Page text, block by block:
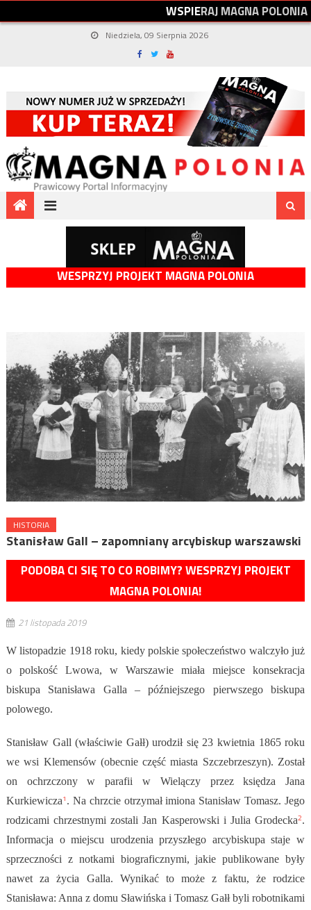
WSPIERAJMAGNAPOLONIA
Niedziela, 09 Sierpnia 2026
WESPRZYJ PROJEKT MAGNA POLONIA
HISTORIA
Stanisław Gall – zapomniany arcybiskup warszawski
PODOBA CI SIĘ TO CO ROBIMY? WESPRZYJ PROJEKT
MAGNA POLONIA!
21 listopada 2019
W listopadzie 1918 roku, kiedy polskie społeczeństwo walczyło już
o polskość Lwowa, w Warszawie miała miejsce konsekracja
biskupa Stanisława Galla – późniejszego pierwszego biskupa
polowego.
Stanisław Gall(właściwie Gałł)urodził się 23 kwietnia 1865 roku
we wsi Klemensów (obecnie część miasta Szczebrzeszyn). Został
on ochrzczony w parafii w Wielączy przez księdza Jana
Kurkiewicza1. Na chrzcie otrzymał imiona Stanisław Tomasz. Jego
rodzicami chrzestnymi zostali Jan Kasperowski i Julia Grodecka2.
Informacja o miejscu urodzenia przyszłego arcybiskupa staje w
sprzeczności z notkami biograficznymi, jakie publikowane były
nawet za życia Galla. Wynikać to może z faktu, że rodzice
Stanisława: Anna z domu Sławińska i Tomasz Gałł byli robotnikami